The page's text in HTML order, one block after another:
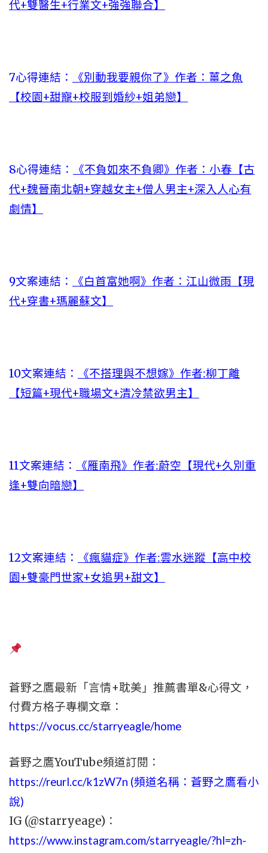
代+雙醫生+行業文+強強聯合】
7心得連結：
《別動我要親你了》作者：薑之魚
【校園+甜寵+校服到婚紗+姐弟戀】
8心得連結：
《不負如來不負卿》作者：小春【古
代+魏晉南北朝+穿越女主+僧人男主+深入人心有
劇情】
9文案連結：
《白首富她啊》作者：江山微雨【現
代+穿書+瑪麗蘇文】
10文案連結：
《不搭理與不想嫁》作者:柳丁離
【短篇+現代+職場文+清冷禁欲男主】
11文案連結：
《雁南飛》作者:蔚空【現代+久別重
逢+雙向暗戀】
12文案連結：
《瘋貓症》作者:雲水迷蹤【高中校
園+雙豪門世家+女追男+甜文】
蒼野之鷹最新「言情+耽美」推薦書單&心得文，
付費方格子專欄文章：
https://vocus.cc/starryeagle/home
蒼野之鷹YouTube頻道訂閱：
https://reurl.cc/k1zW7n (頻道名稱：蒼野之鷹看小
說)
IG (@starryeage)：
https://www.instagram.com/starryeagle/?hl=zh-